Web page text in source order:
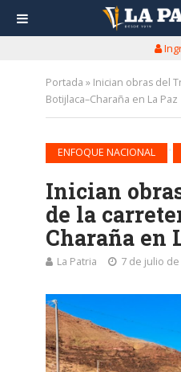
Portada » Inician obras del
Botijlaca–Charaña en La Paz
ENFOQUE NACIONAL
Inician
de la
Charaña en
La Patria 7 de julio de